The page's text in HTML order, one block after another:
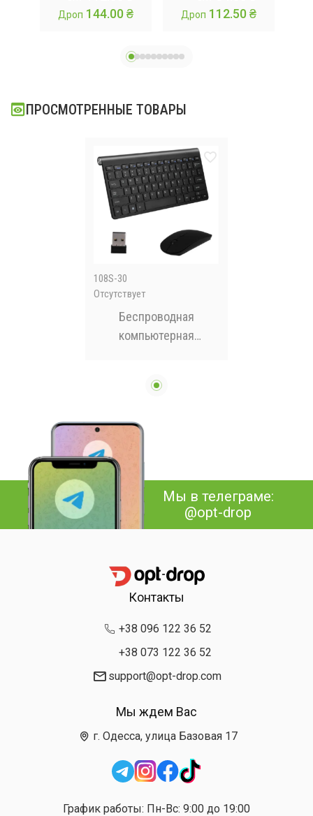
Дроп 144.00 ₴ Дроп 112.50 ₴
ПРОСМОТРЕННЫЕ ТОВАРЫ
108S-30
Отсутствует
Беспроводная
компьютерная
Мы в телеграме:
@opt-drop
Контакты
+38 096 122 36 52
+38 073 122 36 52
support@opt-drop.com
Мы ждем Вас
г. Одесса, улица Базовая 17
График работы: Пн-Вс: 9:00 до 19:00